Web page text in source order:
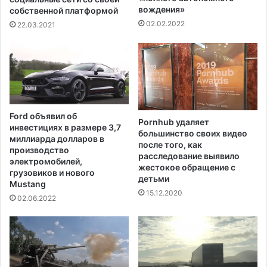
ю
н
б
а
в
к
у
к
п
о
с
о
б
и
м
п
о
б
о
"
р
н
о
к
ж
м
ж
у
р
н
л
и
с
т
собственной платформой
22.03.2021
вождения»
02.02.2022
Ford объявил об
инвестициях в размере 3,7
миллиарда долларов в
производство
электромобилей,
грузовиков и нового
Mustang
02.06.2022
Pornhub удаляет
большинство своих видео
после того, как
расследование выявило
жестокое обращение с
детьми
15.12.2020